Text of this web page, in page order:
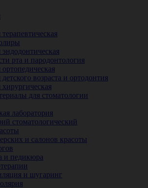
рта и пародонтология
возраста и ортодонтия
для стоматологии
лаборатория
стоматологический
и салонов красоты
и педикюра
и шугаринг